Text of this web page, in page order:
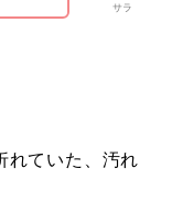
サラ
れていた、汚れ